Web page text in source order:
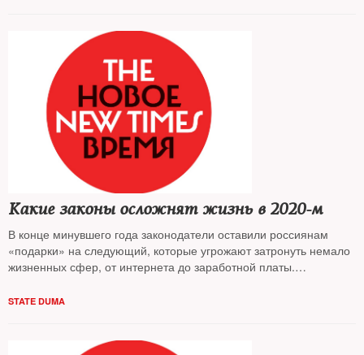
Какие законы осложнят жизнь в 2020-м
В конце минувшего года законодатели оставили россиянам
«подарки» на следующий, которые угрожают затронуть немало
жизненных сфер, от интернета до заработной платы.
вступили в силу и могут испортить нашу жизнь
STATE DUMA